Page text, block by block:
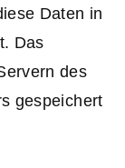
Daten in
Das
des
gespeichert